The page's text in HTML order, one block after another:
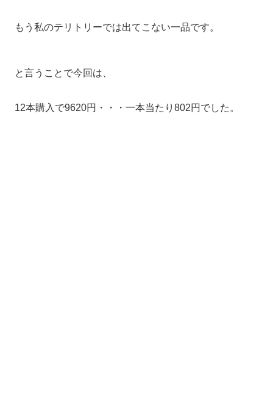
もう私のテリトリーでは出てこない一品です。
と言うことで今回は、
12本購入で9620円・・・一本当たり802円でした。